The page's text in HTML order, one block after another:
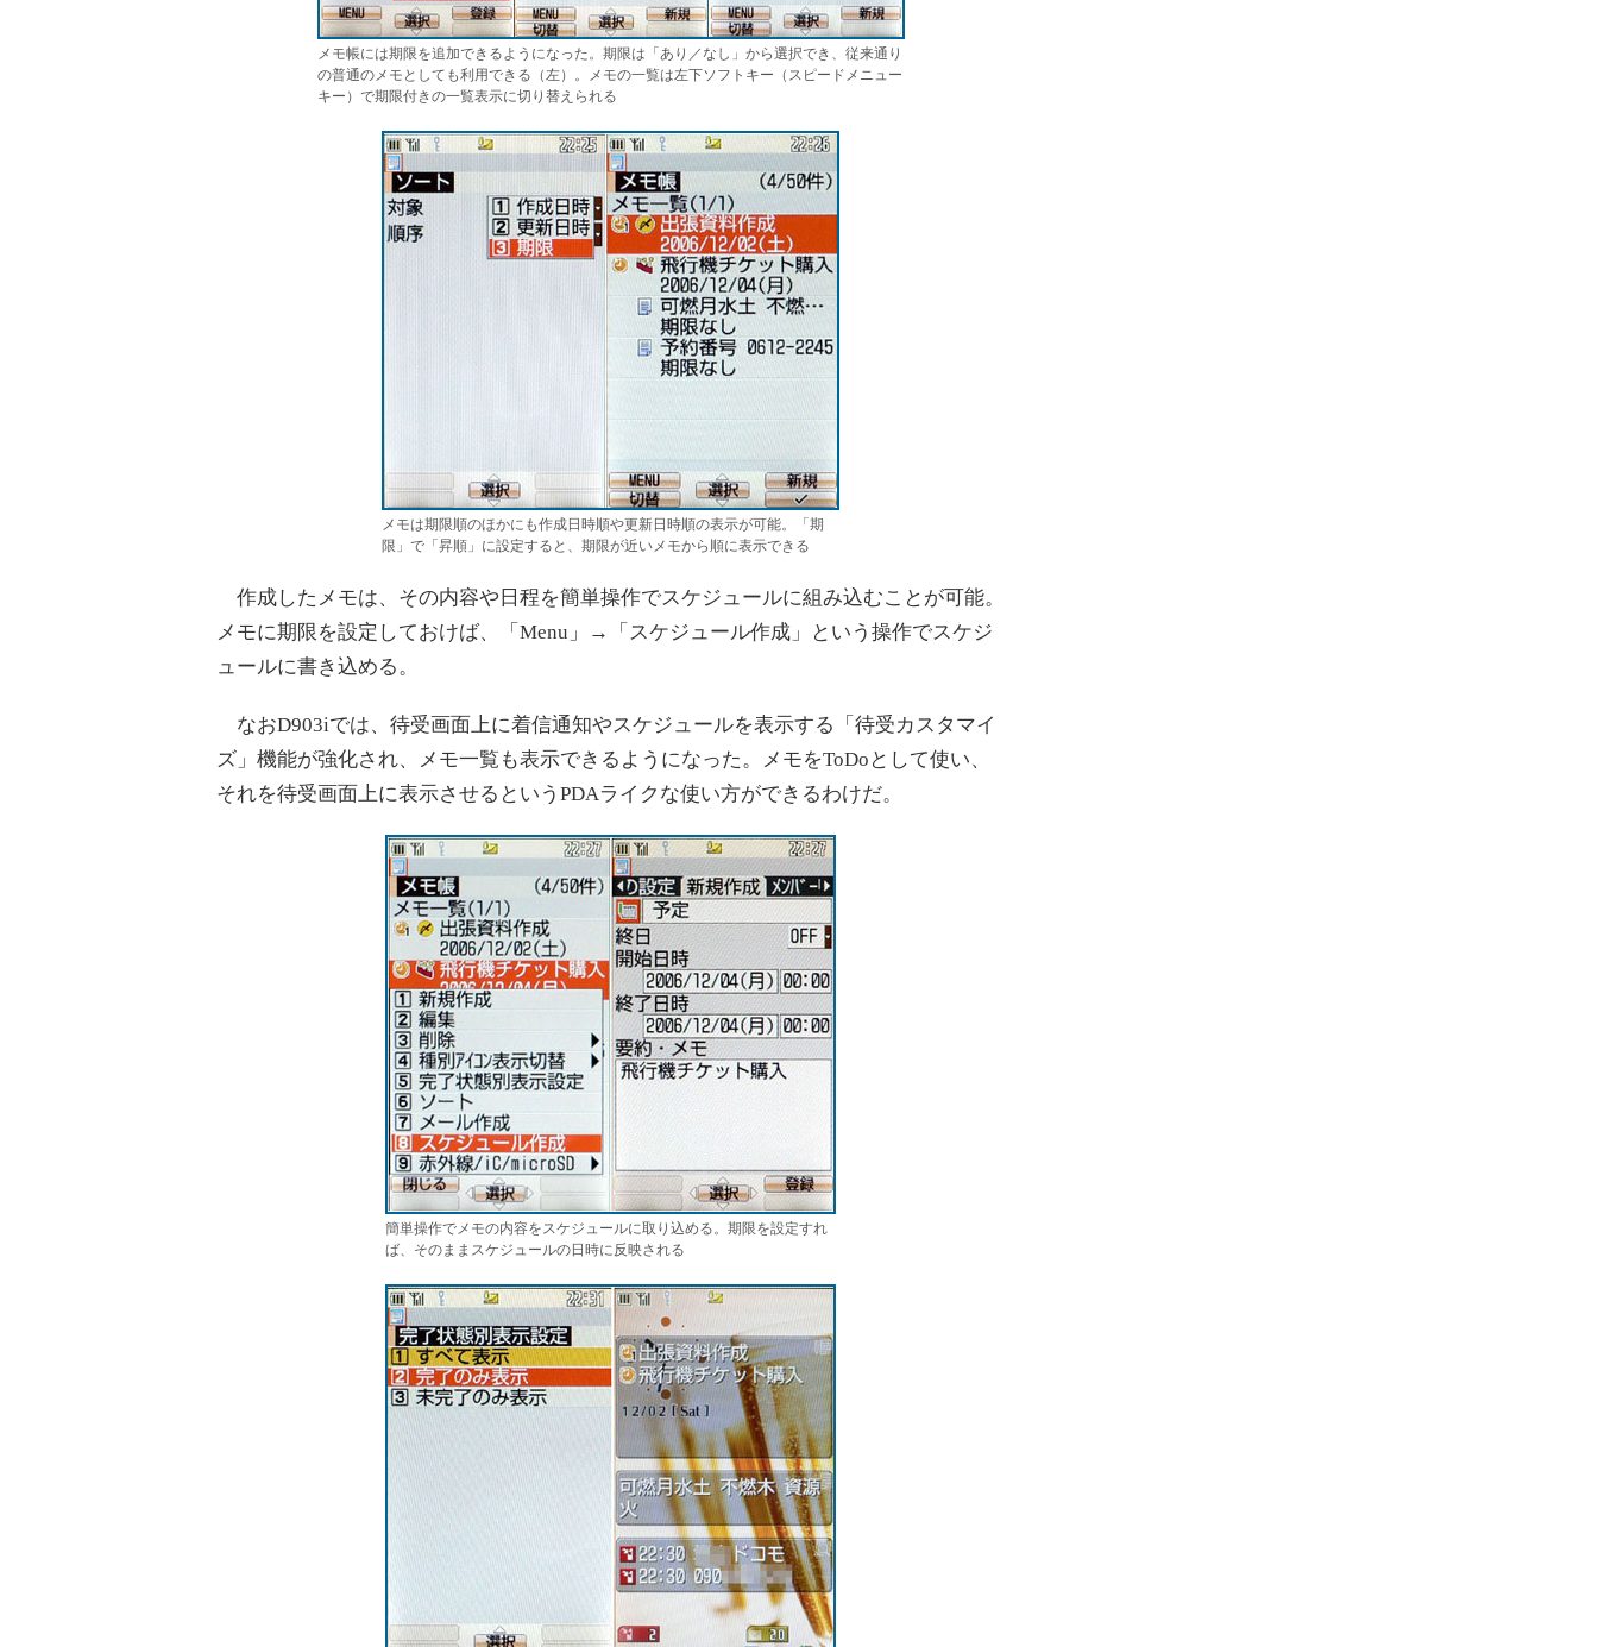
メモ帳には期限を追加できるようになった。期限は「あり／なし」から選択でき、従来通り
の普通のメモとしても利用できる（左）。メモの一覧は左下ソフトキー（スピードメニュー
キー）で期限付きの一覧表示に切り替えられる
メモは期限順のほかにも作成日時順や更新日時順の表示が可能。「期
限」で「昇順」に設定すると、期限が近いメモから順に表示できる
作成したメモは、その内容や日程を簡単操作でスケジュールに組み込むことが可能。
メモに期限を設定しておけば、「Menu」→「スケジュール作成」という操作でスケジ
ュールに書き込める。
なおD903iでは、待受画面上に着信通知やスケジュールを表示する「待受カスタマイ
ズ」機能が強化され、メモ一覧も表示できるようになった。メモをToDoとして使い、
それを待受画面上に表示させるというPDAライクな使い方ができるわけだ。
簡単操作でメモの内容をスケジュールに取り込める。期限を設定すれ
ば、そのままスケジュールの日時に反映される